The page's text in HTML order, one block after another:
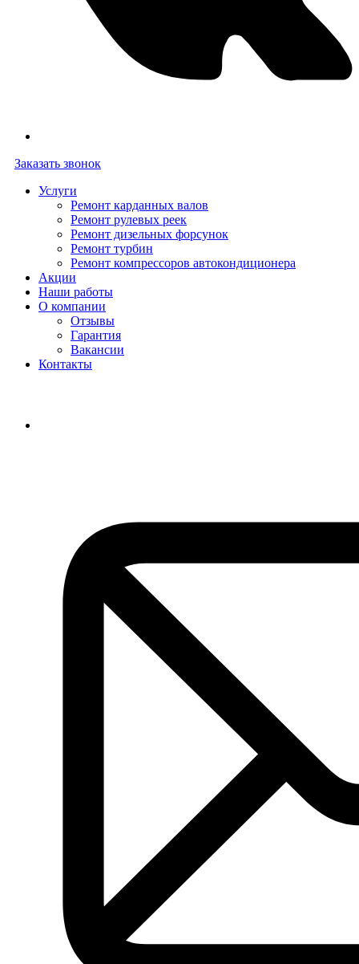
Заказать звонок
Услуги
Ремонт карданных валов
Ремонт рулевых реек
Ремонт дизельных форсунок
Ремонт турбин
Ремонт компрессоров автокондиционера
Акции
Наши работы
О компании
Отзывы
Гарантия
Вакансии
Контакты